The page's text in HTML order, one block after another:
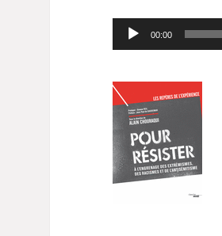
Lecteur
audio
00:00